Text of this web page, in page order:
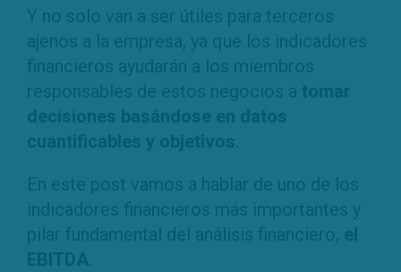
Y no solo van a ser útiles para terceros
ajenos a la empresa, ya que los indicadores
financieros ayudarán a los miembros
responsables de estos negocios a tomar
decisiones basándose en datos
cuantificables y objetivos
En este post vamos a hablar de uno de los
indicadores financieros más importantes y
pilar fundamental del análisis financiero, el
EBITDA